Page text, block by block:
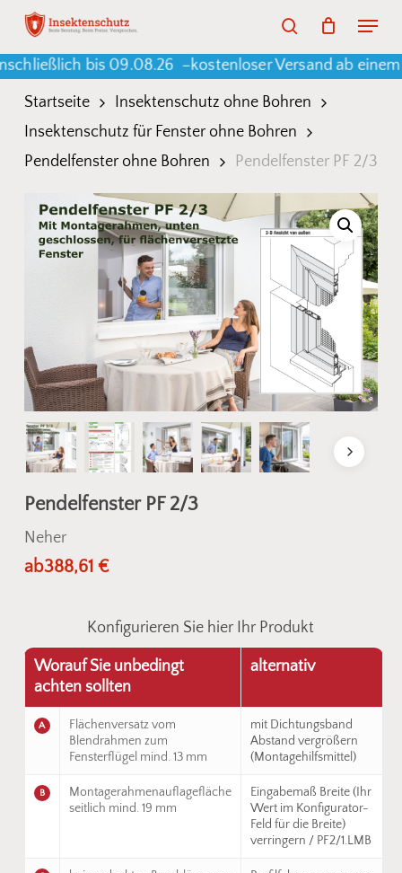
Skip
main
content
Menu
Cart
bis 09.08.26 –kostenloser Versand ab einem
Startseite
Insektenschutz ohne Bohren
Insektenschutz für Fenster ohne Bohren
Pendelfenster ohne Bohren
Pendelfenster PF 2/3
Pendelfenster PF 2/3
Neher
ab388,61 €
Konfigurieren Sie hier Ihr Produkt
Worauf Sie unbedingt
achten sollten
alternativ
A
Flächenversatz vom
Blendrahmen zum
Fensterflügel mind. 13 mm
mit Dichtungsband
Abstand vergrößern
(Montagehilfsmittel)
B
Montagerahmenauflagefläche
seitlich mind. 19 mm
Eingabemaß Breite (Ihr
Wert im Konfigurator-
Feld für die Breite)
verringern / PF2/1.LMB